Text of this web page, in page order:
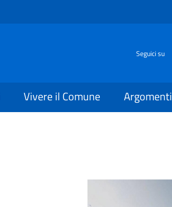
Seguici su
Vivere il Comune Argomenti